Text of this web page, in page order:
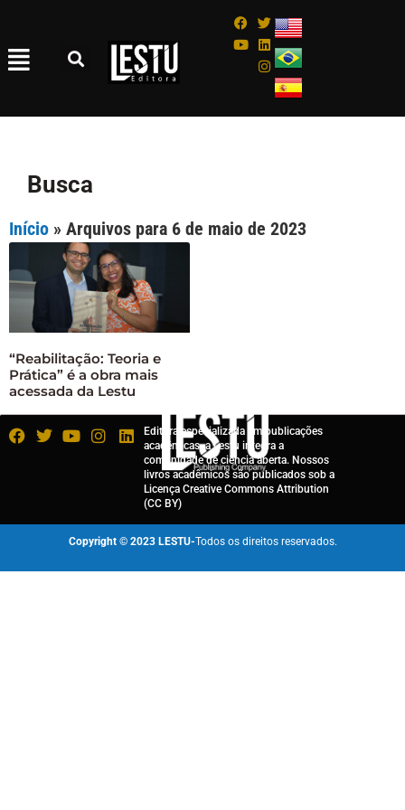
Busca
Início » Arquivos para 6 de maio de 2023
“Reabilitação: Teoria e
Prática” é a obra mais
acessada da Lestu
Editora especializada em publicações
acadêmicas, a Lestu integra a
comunidade de ciência aberta. Nossos
livros acadêmicos são publicados sob a
Licença Creative Commons Attribution
(CC BY)
Copyright © 2023 LESTU-Todos os direitos reservados.